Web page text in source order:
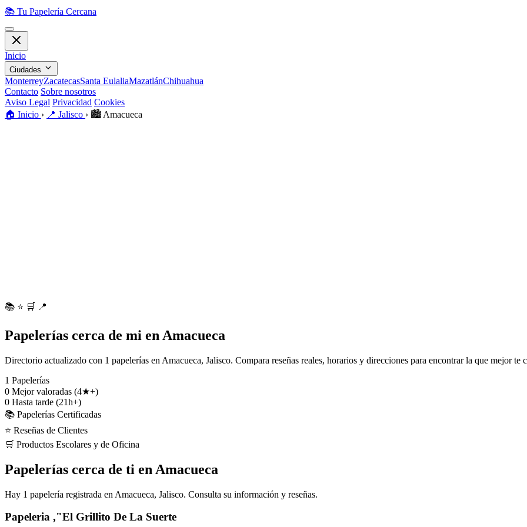
📚 Tu Papelería Cercana
Inicio
Ciudades
MonterreyZacatecasSanta EulaliaMazatlánChihuahua
Contacto Sobre nosotros
Aviso Legal Privacidad Cookies
🏠 Inicio › 📍 Jalisco › 🏙️ Amacueca
📚 ⭐ 🛒 📍
Papelerías cerca de mi en Amacueca
Directorio actualizado con 1 papelerías en Amacueca, Jalisco. Compara reseñas reales, horarios y direcciones para encontrar la que mejor te
1 Papelerías
0 Mejor valoradas (4★+)
0 Hasta tarde (21h+)
📚 Papelerías Certificadas
⭐ Reseñas de Clientes
🛒 Productos Escolares y de Oficina
Papelerías cerca de ti en Amacueca
Hay 1 papelería registrada en Amacueca, Jalisco. Consulta su información y reseñas.
Papeleria ,"El Grillito De La Suerte